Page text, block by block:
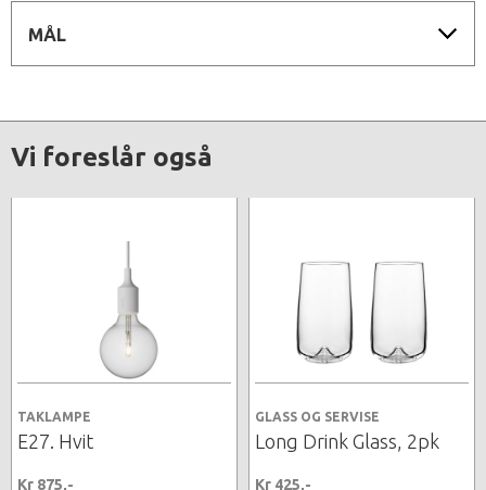
MÅL
Vi foreslår også
TAKLAMPE
E27. Hvit
Kr 875,-
GLASS OG SERVISE
Long Drink Glass, 2pk
Kr 425,-